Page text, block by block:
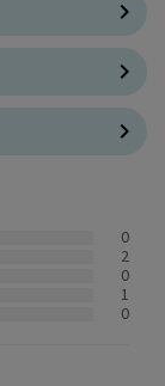
0
2
0
1
0